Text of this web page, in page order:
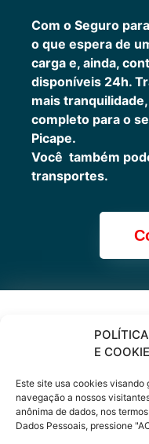
E
Este site usa cookies
navegação a nossos
anônima de dados, nos
Dados Pessoais, pressione
Com o Seguro
o que espera de
carga e, ainda,
disponíveis 24h.
mais
completo para o
Picape.
Você também
transportes.